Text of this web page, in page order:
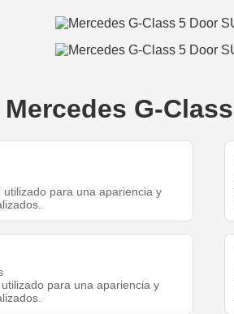
G-Class
utilizado para una apariencia y
para una apariencia y